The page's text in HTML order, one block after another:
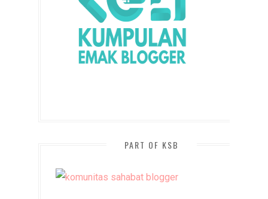
PART OF KSB